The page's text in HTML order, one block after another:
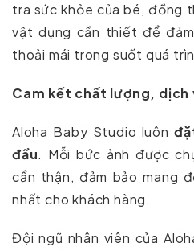
tra sức khỏe của bé, đồng
vật dụng cần thiết để
thoải mái trong suốt quá
Cam kết chất lượng, dịch
Aloha Baby Studio luôn
đầu. Mỗi bức ảnh được
cẩn thận, đảm bảo mang
nhất cho khách hàng.
Đội ngũ nhân viên của